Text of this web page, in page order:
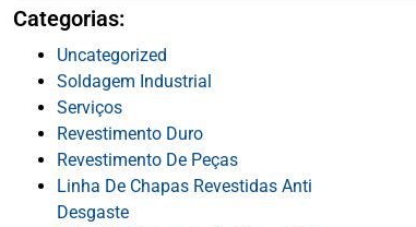
Categorias:
Uncategorized
Soldagem Industrial
Serviços
Revestimento Duro
Revestimento De Peças
Linha De Chapas Revestidas Anti
Desgaste